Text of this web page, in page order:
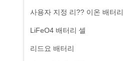
사용자 지정 리?? 이온 배터리
LiFeO4 배터리 셀
리드요 배터리